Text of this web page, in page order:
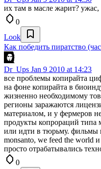
их там в масле жарит?
0
Look
Как победить пиратство
Dr_Ups Jan 9 2010 at 14:23
все проблемы копирайта
на фоне копирайта в
жизненно необходимому
регионы заражаются
материалом, и у фермеров
продукты копрораций типа
или идти в тюрьму. фильмы
monsanto, we feed the world
просто отрабатывались
0